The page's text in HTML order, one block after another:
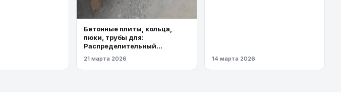
Бетонные плиты, кольца,
люки, трубы для:
Распределительный
газопровод высокого
давления
21 марта 2026 14 марта 2026